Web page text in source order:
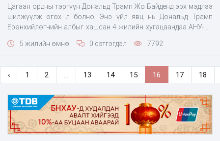
Цагаан ордны тэргүүн Дональд Трамп Жо Байденд эрх мэдлээ
шилжүүлж өгөх л болно. Энэ үйл явц нь Дональд Трамп
Ерөнхийлөгчийн албыг хашсан 4 жилийн хугацаандаа АНУ-ын
5 жилийн өмнө
0 сэтгэгдэл 7792
‹ 1 2 13 14 15 16 17 18